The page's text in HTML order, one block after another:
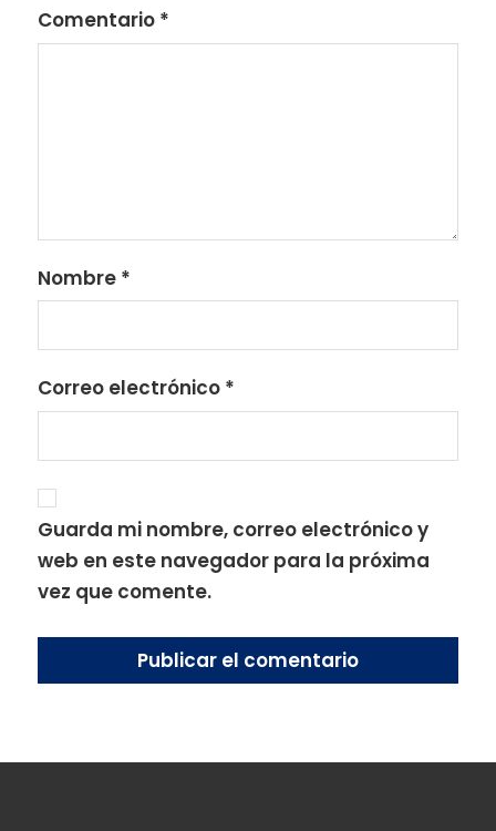
Comentario *
Nombre *
Correo electrónico *
Guarda mi nombre, correo electrónico y
web en este navegador para la próxima
vez que comente.